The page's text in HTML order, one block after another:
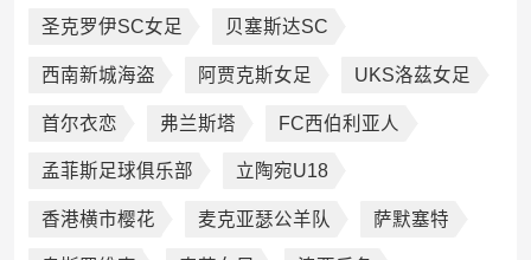
圣克罗伊SC女足 贝塞斯达SC
西南新城海盗 阿贾克斯女足 UKS洛茲女足
首尔衣恋 弗兰斯塔 FC西伯利亚人
孟菲斯足球俱乐部 立陶宛U18
香港横市樱花 麦克亚瑟公羊队 萨默塞特